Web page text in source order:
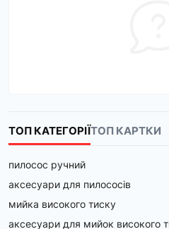
ТОП КАТЕГОРІЇТОП КАРТКИ
пилосос ручний
аксесуари для пилососів
мийка високого тиску
аксесуари для мийок високого